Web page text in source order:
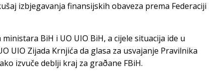
izbjegavanja finansijskih obaveza prema Federaciji
BiH i UO UIO BiH, a cijele situacija ide u
UIO Zijada Krnjića da glasa za usvajanje Pravilnika
izvuče deblji kraj za graðane FBiH.